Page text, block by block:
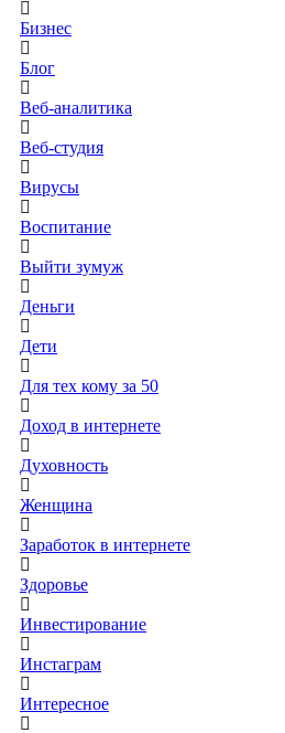
Бизнес
Блог
Веб-аналитика
Веб-студия
Вирусы
Воспитание
Выйти зумуж
Деньги
Дети
Для тех кому за 50
Доход в интернете
Духовность
Женщина
Заработок в интернете
Здоровье
Инвестирование
Инстаграм
Интересное